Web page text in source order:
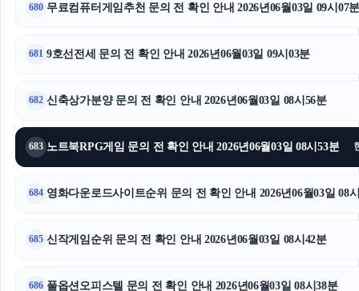
폰테크
트립닷컴할인코드
서울암요양병원
680 무료컴퓨터게임추천 문의 전 확인 안내 2026년06월03일 09시07
681 9호선전세 문의 전 확인 안내 2026년06월03일 09시03분
682 신축상가분양 문의 전 확인 안내 2026년06월03일 08시56분
683 노트북RPG게임 문의 전 확인 안내 2026년06월03일 08시53분
684 영화다운로드사이트순위 문의 전 확인 안내 2026년06월03일 08
685 신작게임순위 문의 전 확인 안내 2026년06월03일 08시42분
686 풀옵션오피스텔 문의 전 확인 안내 2026년06월03일 08시38분